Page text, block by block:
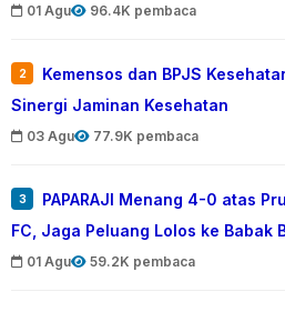
01 Agu 96.4K pembaca
2
Kemensos dan BPJS
Sinergi Jaminan Kesehatan
03 Agu 77.9K pembaca
3
PAPARAJI Menang 4-0 atas
FC, Jaga Peluang Lolos ke Babak
01 Agu 59.2K pembaca